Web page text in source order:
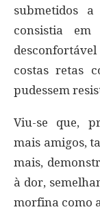
submetidos
consistia
costas retas
pudessem
Viu-se que,
mais amigos,
mais,
à dor,
morfina como